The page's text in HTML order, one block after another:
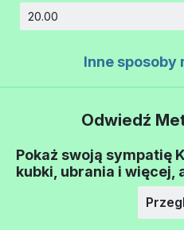
Inne sposoby
Odwiedź
Pokaż swoją sympatię
kubki, ubrania i więcej,